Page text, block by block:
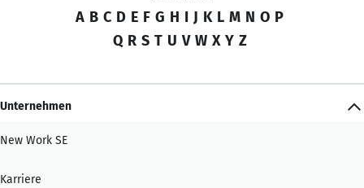
A B C D E F G H I J K L M N O P
Q R S T U V W X Y Z
Unternehmen
New Work SE
Karriere